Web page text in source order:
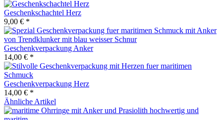
Geschenkschachtel Herz
9,00 € *
Geschenkverpackung Anker
14,00 € *
Geschenkverpackung Herz
14,00 € *
Ähnliche Artikel